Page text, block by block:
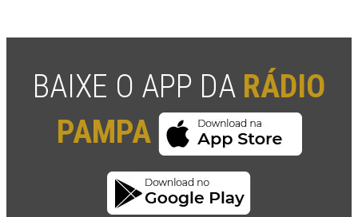
BAIXE O APP DA RÁDIO
PAMPA